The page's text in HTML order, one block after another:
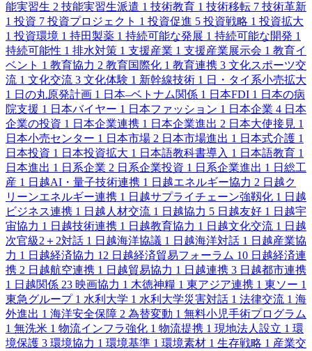
能実習生 2 技能実習生派遣 1 技術教育 1 技術移転 7 技術革新
1 投資 7 投資プロジェクト 1 投資促進 5 投資戦略 1 投資拡大
1 投資環境 1 持田製薬 1 持続可能な発展 1 持続可能な開発 1
持続可能性 1 排水対策 1 支援産業 1 支援産業展示会 1 教育イ
ベント 1 教育協力 2 教育国際化 1 教育連携 3 文化スポーツ交
流 1 文化交流 3 文化体験 1 新幹線技術 1 日・タイ系小売拡大
1 日の丸原発計画 1 日本–ベトナム関係 1 日本FDI 1 日本の病
院支援 1 日本バイヤー 1 日本ファッション 1 日本企業 4 日本
企業の投資 1 日本企業連携 1 日本企業進出 2 日本大使接見 1
日本小売センター 1 日本市場 2 日本市場進出 1 日本式介護 1
日本投資 1 日本投資拡大 1 日本語教科書導入 1 日本語教育 1
日本進出 1 日系企業 2 日系企業投資 1 日系企業進出 1 日総工
産 1 日越AI・量子技術連携 1 日越エネルギー協力 2 日越ク
リーンエネルギー連携 1 日越サプライチェーン強靱化 1 日越
ビジネス連携 1 日越人材交流 1 日越協力 5 日越友好 1 日越宇
宙協力 1 日越技術連携 1 日越教育協力 1 日越文化交流 1 日越
次官級2＋2対話 1 日越海洋協議 1 日越海洋対話 1 日越産業協
力 1 日越経済協力 12 日越経済貿易フォーラム 10 日越経済連
携 2 日越航空連携 1 日越貿易協力 1 日越連携 3 日越都市連携
1 日越関係 23 映画協力 1 木徳神糧 1 東アジア連携 1 東ソー 1
東急グループ 1 水利大学 1 水利大学災害対話 1 法律交流 1 海
外進出 1 海洋安全保障 2 為替変動 1 無料小児手術プログラム
1 無洗米 1 物流インフラ強化 1 物流提携 1 現地法人設立 1 環
境保護 3 環境協力 1 環境基準 1 環境素材 1 生存戦略 1 産業交